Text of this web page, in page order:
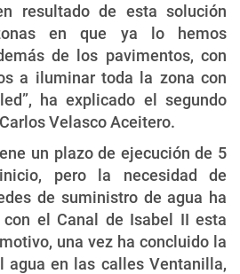
resultado de esta solución
en que ya lo hemos
de los pavimentos, con
a iluminar toda la zona con
ha explicado el segundo
Velasco Aceitero.
un plazo de ejecución de 5
pero la necesidad de
de suministro de agua ha
con el Canal de Isabel II esta
una vez ha concluido la
agua en las calles Ventanilla,